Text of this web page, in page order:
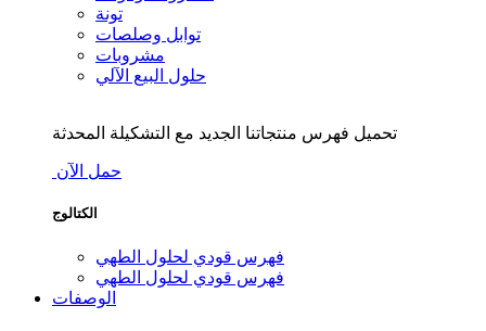
تونة
توابل وصلصات
مشروبات
حلول البيع الآلي
تحميل فهرس منتجاتنا الجديد مع التشكيلة المحدثة
حمل الآن
الكتالوج
فهرس قودي لحلول الطهي
فهرس قودي لحلول الطهي
الوصفات